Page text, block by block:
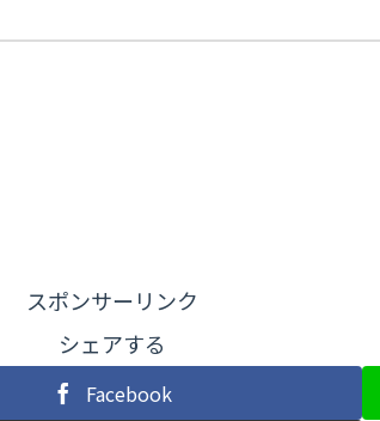
スポンサーリンク
シェアする
Facebook